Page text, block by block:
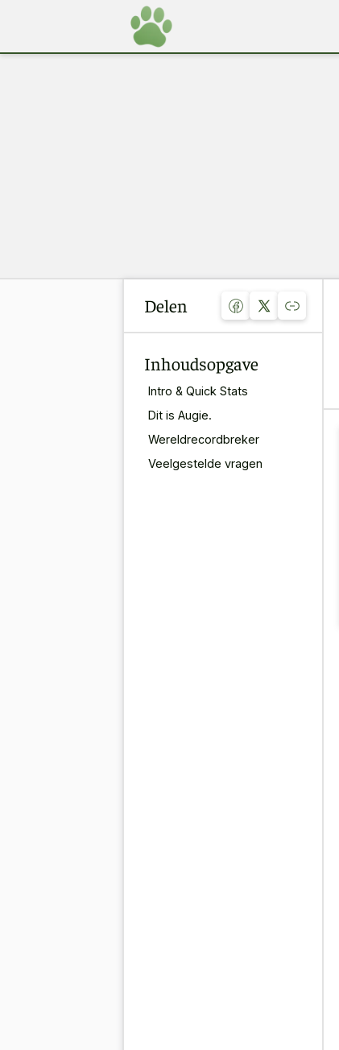
Delen
Inhoudsopgave
Intro & Quick Stats
Dit is Augie.
Wereldrecordbreker
Veelgestelde vragen